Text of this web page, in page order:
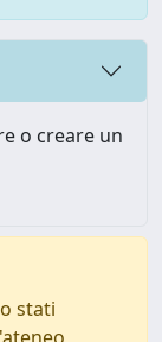
o creare un
stati